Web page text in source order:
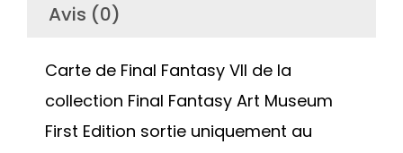
Avis (0)
Carte de Final Fantasy VII de la
collection Final Fantasy Art Museum
First Edition sortie uniquement au